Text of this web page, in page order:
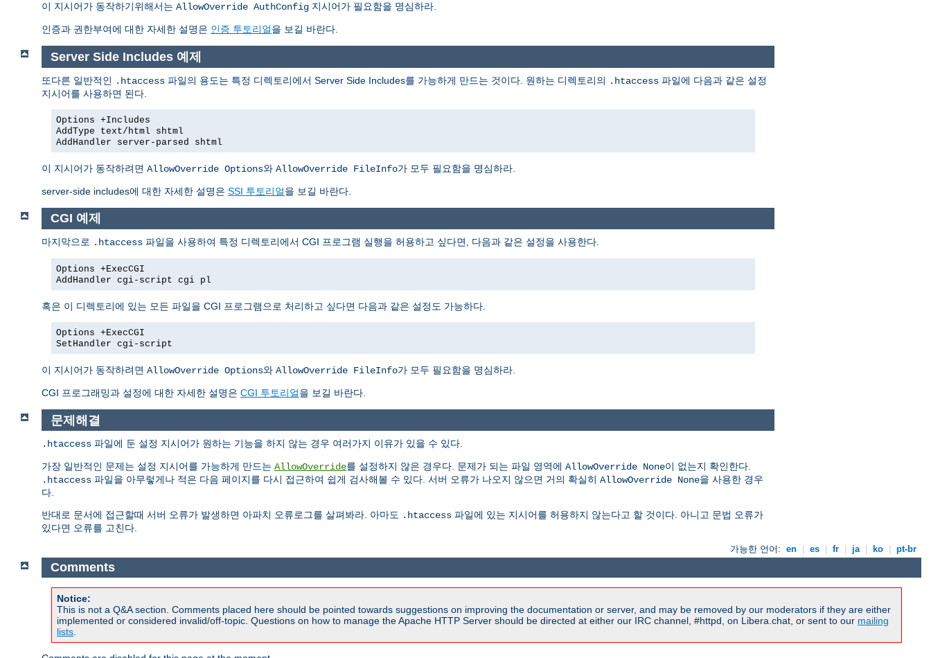
이 지시어가 동작하기위해서는 AllowOverride AuthConfig 지시어가 필요함을 명심하라.
인증과 권한부여에 대한 자세한 설명은 인증 투토리얼을 보길 바란다.
Server Side Includes 예제
또다른 일반적인 .htaccess 파일의 용도는 특정 디렉토리에서 Server Side Includes를 가능하게 만드는 것이다. 원하는 디렉토리의 .htaccess 파일에 다음과 같은 설정
지시어를 사용하면 된다.
Options +Includes
AddType text/html shtml
AddHandler server-parsed shtml
이 지시어가 동작하려면 AllowOverride Options와 AllowOverride FileInfo가 모두 필요함을 명심하라.
server-side includes에 대한 자세한 설명은 SSI 투토리얼을 보길 바란다.
CGI 예제
마지막으로 .htaccess 파일을 사용하여 특정 디렉토리에서 CGI 프로그램 실행을 허용하고 싶다면, 다음과 같은 설정을 사용한다.
Options +ExecCGI
AddHandler cgi-script cgi pl
혹은 이 디렉토리에 있는 모든 파일을 CGI 프로그램으로 처리하고 싶다면 다음과 같은 설정도 가능하다.
Options +ExecCGI
SetHandler cgi-script
이 지시어가 동작하려면 AllowOverride Options와 AllowOverride FileInfo가 모두 필요함을 명심하라.
CGI 프로그래밍과 설정에 대한 자세한 설명은 CGI 투토리얼을 보길 바란다.
문제해결
.htaccess 파일에 둔 설정 지시어가 원하는 기능을 하지 않는 경우 여러가지 이유가 있을 수 있다.
가장 일반적인 문제는 설정 지시어를 가능하게 만드는 AllowOverride를 설정하지 않은 경우다. 문제가 되는 파일 영역에 AllowOverride None이 없는지 확인한다.
.htaccess 파일을 아무렇게나 적은 다음 페이지를 다시 접근하여 쉽게 검사해볼 수 있다. 서버 오류가 나오지 않으면 거의 확실히 AllowOverride None을 사용한 경우
다.
반대로 문서에 접근할때 서버 오류가 발생하면 아파치 오류로그를 살펴봐라. 아마도 .htaccess 파일에 있는 지시어를 허용하지 않는다고 할 것이다. 아니고 문법 오류가
있다면 오류를 고친다.
가능한 언어: en es fr ja ko pt-br
Comments
Notice:
This is not a Q&A section. Comments placed here should be pointed towards suggestions on improving the documentation or server, and may be removed by our moderators if they are either
implemented or considered invalid/off-topic. Questions on how to manage the Apache HTTP Server should be directed at either our IRC channel, #httpd, on Libera.chat, or sent to our mailing
lists